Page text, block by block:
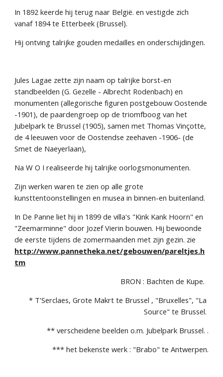
In 1892 keerde hij terug naar België. en vestigde zich
vanaf 1894 te Etterbeek (Brussel).
Hij ontving talrijke gouden medailles en onderschijdingen.
Jules Lagae zette zijn naam op talrijke borst-en
standbeelden (G. Gezelle - Albrecht Rodenbach) en
monumenten (allegorische figuren postgebouw Oostende
-1901), de paardengroep op de triomfboog van het
Jubelpark te Brussel (1905), samen met Thomas Vinçotte,
de 4 leeuwen voor de Oostendse zeehaven -1906- (de
Smet de Naeyerlaan),
Na W O I realiseerde hij talrijke oorlogsmonumenten.
Zijn werken waren te zien op alle grote
kunsttentoonstellingen en musea in binnen-en buitenland.
In De Panne liet hij in 1899 de villa's "Kink Kank Hoorn" en
"Zeemarminne" door Jozef Vierin bouwen. Hij bewoonde
http://www.pannetheka.net/gebouwen/pareltjes.h
tm
BRON : Bachten de Kupe.
* T'Serclaes, Grote Makrt te Brussel , "Bruxelles", "La
Source" te Brussel.
** verscheidene beelden o.m. Jubelpark Brussel. .
*** het bekenste werk : "Brabo" te Antwerpen.